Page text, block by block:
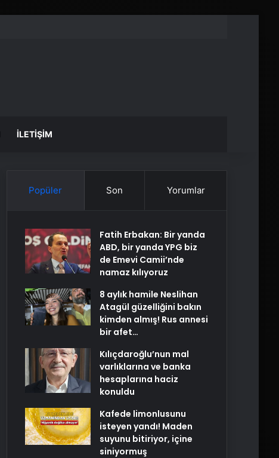
İLETIŞIM
Popüler Son Yorumlar
Fatih Erbakan: Bir yanda
ABD, bir yanda YPG biz
de Emevi Camii’nde
namaz kılıyoruz
8 aylık hamile Neslihan
Atagül güzelliğini bakın
kimden almış! Rus annesi
bir afet…
Kılıçdaroğlu’nun mal
varlıklarına ve banka
hesaplarına haciz
konuldu
Kafede limonlusunu
isteyen yandı! Maden
suyunu bitiriyor, içine
siniyormuş